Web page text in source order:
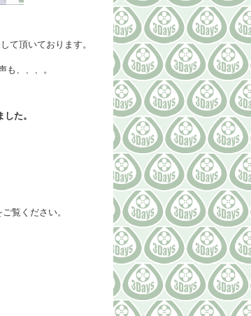
て頂いております。
、、、。
た。
覧ください。